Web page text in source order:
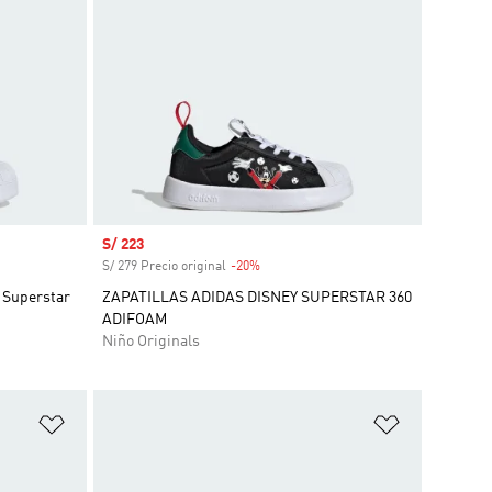
Superstar
Precio de venta
S/ 223
S/ 279 Precio original -20%Descuento
ZAPATILLAS ADIDAS DISNEY SUPERSTAR 360
ADIFOAM
Niño Originals